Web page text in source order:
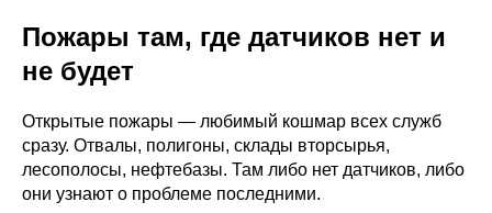
Пожары там, где датчиков нет и
не будет
Открытые пожары — любимый кошмар всех служб
сразу. Отвалы, полигоны, склады вторсырья,
лесополосы, нефтебазы. Там либо нет датчиков, либо
они узнают о проблеме последними.